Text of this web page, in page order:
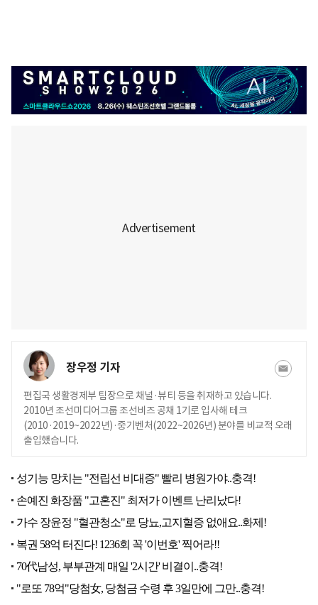
장우정 기자
편집국 생활경제부 팀장으로 채널·뷰티 등을 취재하고 있습니다.
2010년 조선미디어그룹 조선비즈 공채 1기로 입사해 테크
(2010·2019~2022년)·중기벤처(2022~2026년) 분야를 비교적 오래
출입했습니다.